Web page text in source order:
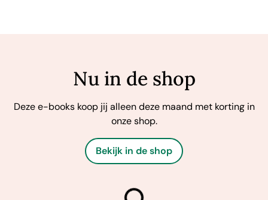
Nu in de shop
Deze e-books koop jij alleen deze maand met korting in
onze shop.
Bekijk in de shop
laden